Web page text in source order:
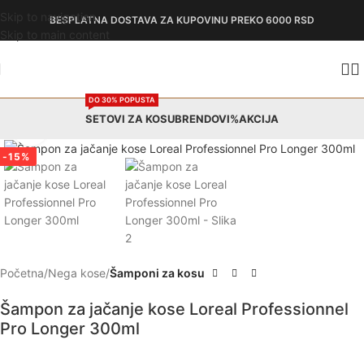
Skip to navigationBESPLATNA DOSTAVA ZA KUPOVINU PREKO 6000 RSD
SETOVI ZA KOSU
DO 30% POPUSTA
BRENDOVI%AKCIJA
-15%
Početna Nega kose Šamponi za kosu
Šampon za jačanje kose Loreal Professionnel
Pro Longer 300ml